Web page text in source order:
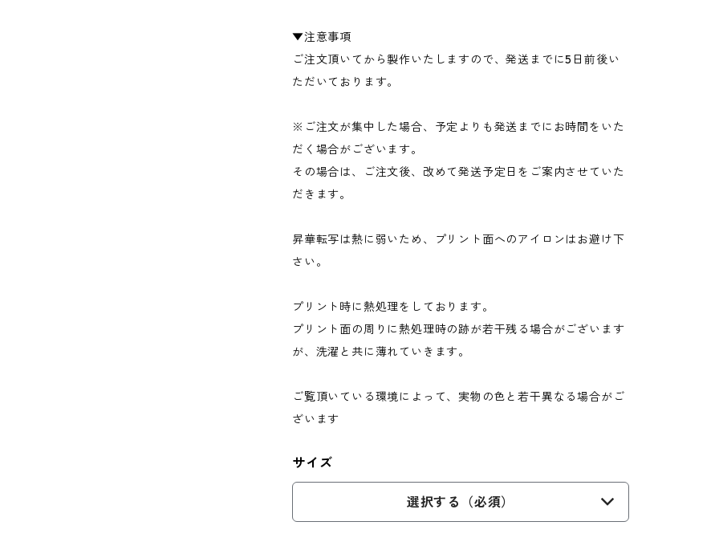
▼注意事項
ご注文頂いてから製作いたしますので、発送までに5日前後い
ただいております。
※ご注文が集中した場合、予定よりも発送までにお時間をいた
だく場合がございます。
その場合は、ご注文後、改めて発送予定日をご案内させていた
だきます。
昇華転写は熱に弱いため、プリント面へのアイロンはお避け下
さい。
プリント時に熱処理をしております。
プリント面の周りに熱処理時の跡が若干残る場合がございます
が、洗濯と共に薄れていきます。
ご覧頂いている環境によって、実物の色と若干異なる場合がご
ざいます
サイズ
選択する（必須）